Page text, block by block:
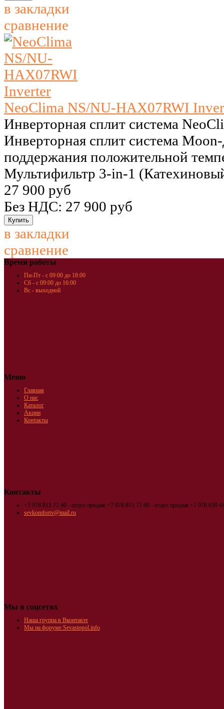
в закладки
сравнение
NeoClima NS/NU-HAX07RWI
Инверторная сплит система
Инверторная сплит система
поддержания положительной
Мультифильтр 3-in-1
27 900 руб
Без НДС: 27 900 руб
в закладки
сравнение
Время работы
Пн-Пт - с 09:00 до 18:00
Сб - с 09:00 до 16:00
Вс - выходной
Меню
Главная
О нас
Каталог
Акции
Контакты
Контакты
+7 978 811 72 40 - отдел продаж +7 978 811 72 60 - отдел продаж +7 978 030
sevkomfortv@mail.ru
Мы в соцсетях
Наша группа в Вконтакте
Мы на форуме Sevastopol.info